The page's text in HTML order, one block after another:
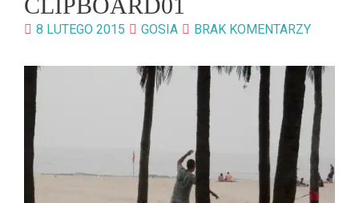
8 LUTEGO 2015 GOSIA BRAK KOMENTARZY